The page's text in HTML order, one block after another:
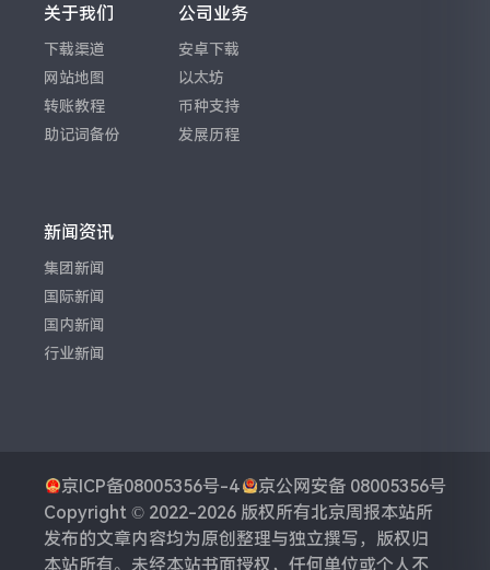
关于我们
下载渠道
网站地图
转账教程
助记词备份
公司业务
安卓下载
以太坊
币种支持
发展历程
新闻资讯
集团新闻
国际新闻
国内新闻
行业新闻
京ICP备08005356号-4
京公网安备 08005356号
Copyright © 2022-2026 版权所有北京周报本站所
发布的文章内容均为原创整理与独立撰写，版权归
本站所有。未经本站书面授权，任何单位或个人不